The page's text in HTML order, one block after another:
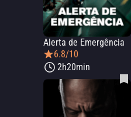
Alerta de Emergência
6.8/10
2h20min